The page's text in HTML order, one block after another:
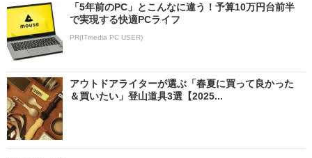
「5年前のPC」とこんなに違う！予算10万円台前半
で実現する快適PCライフ
PR(ITmedia PC USER)
アウトドアライターが選ぶ「春夏に買って良かった
＆買いたい」登山道具3選【2025...